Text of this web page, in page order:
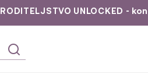
RODITELJSTVO UNLOCKED -